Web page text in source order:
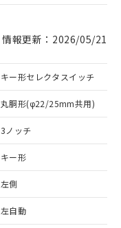
情報更新：2026/05/21
キー形セレクタスイッチ
丸胴形(φ22/25mm共用)
3ノッチ
キー形
左側
左自動